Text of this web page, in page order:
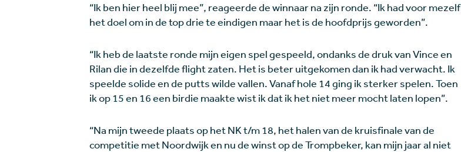
“Ik ben hier heel blij mee”, reageerde de winnaar na zijn ronde. “Ik had voor mezelf
het doel om in de top drie te eindigen maar het is de hoofdprijs geworden”.
“Ik heb de laatste ronde mijn eigen spel gespeeld, ondanks de druk van Vince en
Rilan die in dezelfde flight zaten. Het is beter uitgekomen dan ik had verwacht. Ik
speelde solide en de putts wilde vallen. Vanaf hole 14 ging ik sterker spelen. Toen
ik op 15 en 16 een birdie maakte wist ik dat ik het niet meer mocht laten lopen”.
“Na mijn tweede plaats op het NK t/m 18, het halen van de kruisfinale van de
competitie met Noordwijk en nu de winst op de Trompbeker, kan mijn jaar al niet